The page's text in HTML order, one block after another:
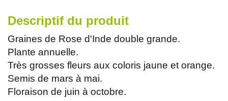
Descriptif du produit
Graines de Rose d'Inde double grande.
Plante annuelle.
Très grosses fleurs aux coloris jaune et orange.
Semis de mars à mai.
Floraison de juin à octobre.